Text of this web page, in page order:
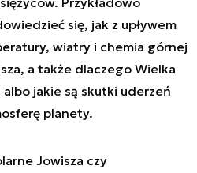
się, jak z upływem
wiatry i chemia górnej
a także dlaczego Wielka
albo jakie są skutki uderzeń
planety.
Jowisza czy